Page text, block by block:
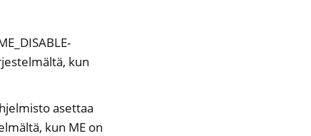
kun
asettaa
kun ME on